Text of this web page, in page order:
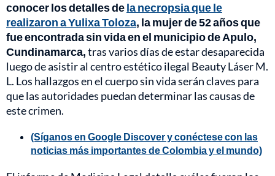
conocer los detalles dela necropsia que le
realizaron a Yulixa Toloza, la mujer de 52 años que
fue encontrada sin vida en el municipio de Apulo,
Cundinamarca,tras varios días de estar desaparecida
luego de asistir al centro estético ilegal Beauty Láser M.
L. Los hallazgos en el cuerpo sin vida serán claves para
que las autoridades puedan determinar las causas de
este crimen.
(Síganos en Google Discover y conéctese con las
noticias más importantes de Colombia y el mundo)